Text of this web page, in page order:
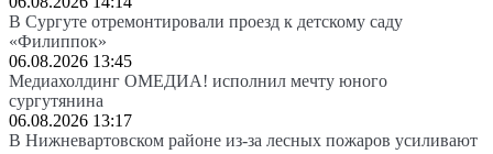
В Сургуте отремонтировали проезд к детскому саду
«Филиппок»
06.08.2026 13:45
Медиахолдинг ОМЕДИА! исполнил мечту юного
сургутянина
06.08.2026 13:17
В Нижневартовском районе из-за лесных пожаров усиливают